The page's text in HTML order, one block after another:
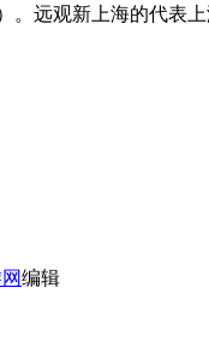
。远观新上海的代表
编辑